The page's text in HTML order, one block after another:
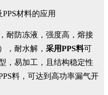
耐防冻液，强度高，熔接
，耐水解， 采用PPS料可
，易加工，且结构稳定性
料，可达到高功率漏气开